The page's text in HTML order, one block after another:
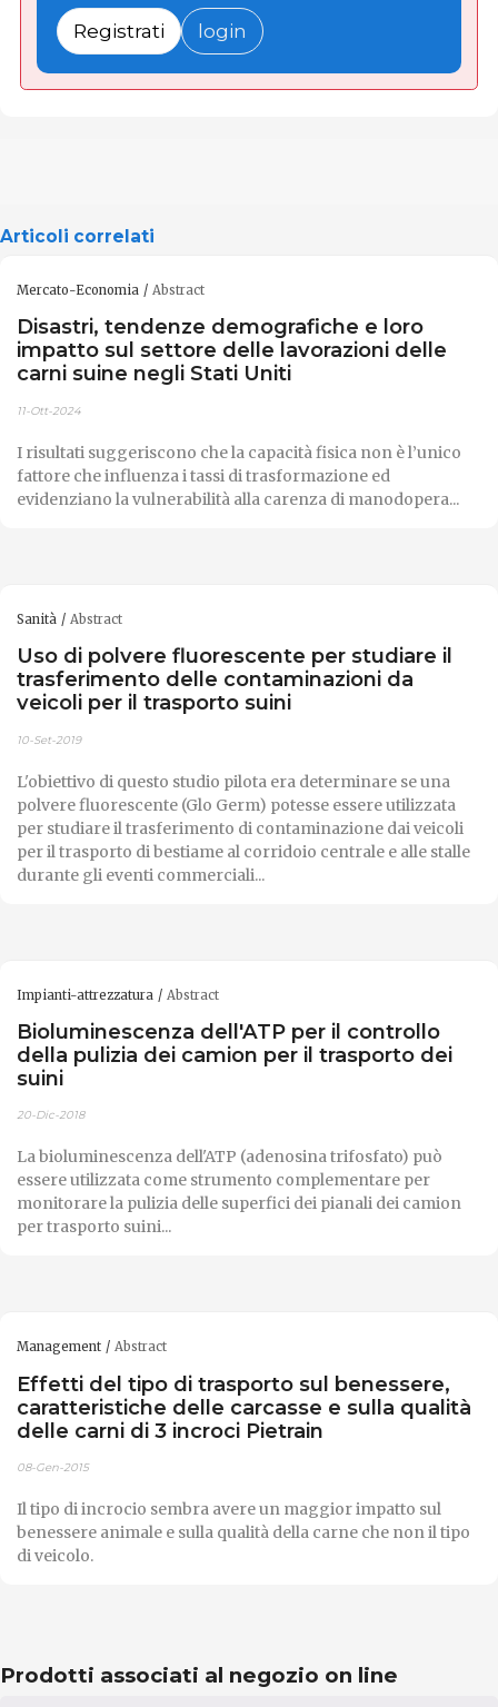
Registrati login
Articoli correlati
Mercato-Economia Abstract
Disastri, tendenze demografiche e loro
impatto sul settore delle lavorazioni delle
carni suine negli Stati Uniti
11-Ott-2024
I risultati suggeriscono che la capacità fisica non è l’unico
fattore che influenza i tassi di trasformazione ed
evidenziano la vulnerabilità alla carenza di manodopera...
Sanità Abstract
Uso di polvere fluorescente per studiare il
trasferimento delle contaminazioni da
veicoli per il trasporto suini
10-Set-2019
L'obiettivo di questo studio pilota era determinare se una
polvere fluorescente (Glo Germ) potesse essere utilizzata
per studiare il trasferimento di contaminazione dai veicoli
per il trasporto di bestiame al corridoio centrale e alle stalle
durante gli eventi commerciali...
Impianti-attrezzatura Abstract
Bioluminescenza dell'ATP per il controllo
della pulizia dei camion per il trasporto dei
suini
20-Dic-2018
La bioluminescenza dell'ATP (adenosina trifosfato) può
essere utilizzata come strumento complementare per
monitorare la pulizia delle superfici dei pianali dei camion
per trasporto suini...
Management Abstract
Effetti del tipo di trasporto sul benessere,
caratteristiche delle carcasse e sulla qualità
delle carni di 3 incroci Pietrain
08-Gen-2015
Il tipo di incrocio sembra avere un maggior impatto sul
benessere animale e sulla qualità della carne che non il tipo
di veicolo.
Prodotti associati al negozio on line